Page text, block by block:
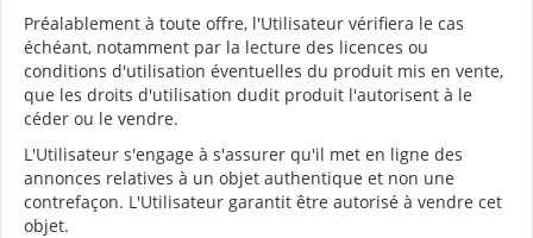
Préalablement à toute offre, l'Utilisateur vérifiera le cas
échéant, notamment par la lecture des licences ou
conditions d'utilisation éventuelles du produit mis en vente,
que les droits d'utilisation dudit produit l'autorisent à le
céder ou le vendre.
L'Utilisateur s'engage à s'assurer qu'il met en ligne des
annonces relatives à un objet authentique et non une
contrefaçon. L'Utilisateur garantit être autorisé à vendre cet
objet.